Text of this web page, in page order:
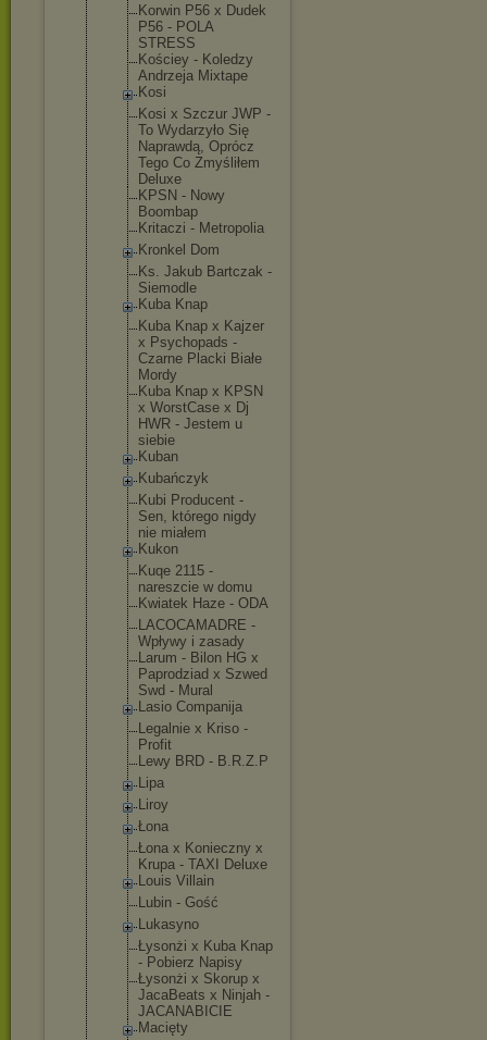
Korwin P56 x Dudek
P56 - POLA
STRESS
Kościey - Koledzy
Andrzeja Mixtape
Kosi
Kosi x Szczur JWP -
To Wydarzyło Się
Naprawdą, Oprócz
Tego Co Zmyśliłem
Deluxe
KPSN - Nowy
Boombap
Kritaczi - Metropolia
Kronkel Dom
Ks. Jakub Bartczak -
Siemodle
Kuba Knap
Kuba Knap x Kajzer
x Psychopads -
Czarne Placki Białe
Mordy
Kuba Knap x KPSN
x WorstCase x Dj
HWR - Jestem u
siebie
Kuban
Kubańczyk
Kubi Producent -
Sen, którego nigdy
nie miałem
Kukon
Kuqe 2115 -
nareszcie w domu
Kwiatek Haze - ODA
LACOCAMADRE -
Wpływy i zasady
Larum - Bilon HG x
Paprodziad x Szwed
Swd - Mural
Lasio Companija
Legalnie x Kriso -
Profit
Lewy BRD - B.R.Z.P
Lipa
Liroy
Łona
Łona x Konieczny x
Krupa - TAXI Deluxe
Louis Villain
Lubin - Gość
Lukasyno
Łysonżi x Kuba Knap
- Pobierz Napisy
Łysonżi x Skorup x
JacaBeats x Ninjah -
JACANABICIE
Macięty